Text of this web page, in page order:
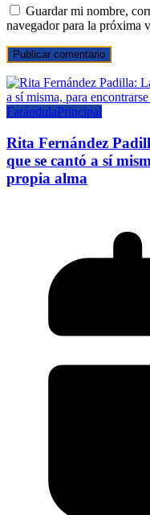
Guardar mi nombre,
navegador para la próxima
FarándulaPrincipal
Rita Fernández
que se cantó a sí
propia alma